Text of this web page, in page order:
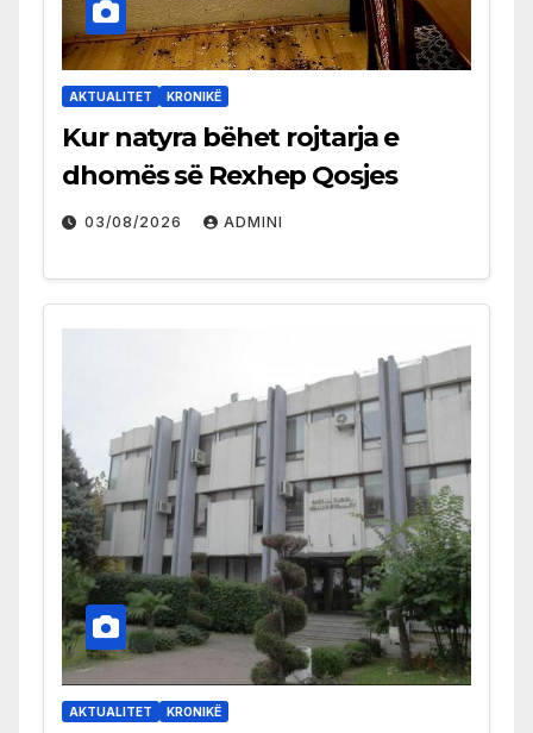
AKTUALITET KRONIKË
Kur natyra bëhet rojtarja e
dhomës së Rexhep Qosjes
03/08/2026 ADMINI
AKTUALITET KRONIKË